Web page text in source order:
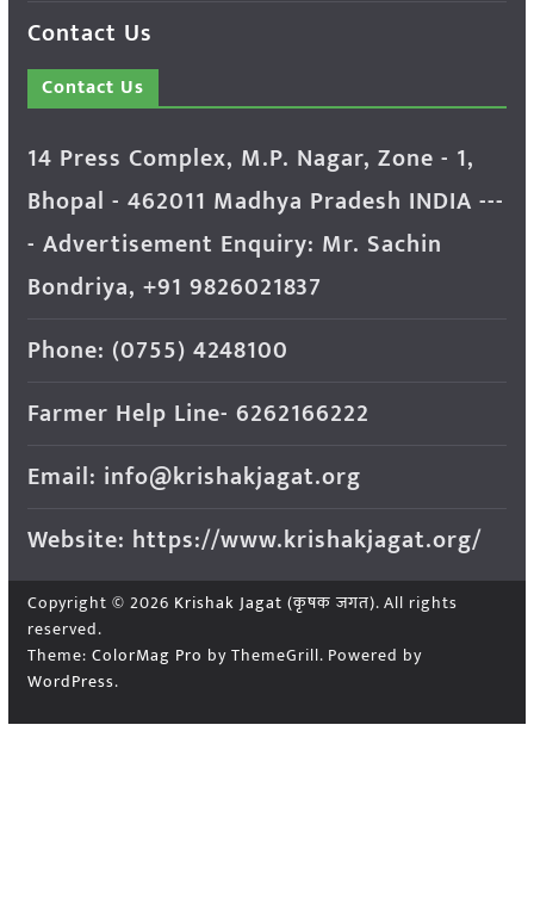
Contact Us
Contact Us
14 Press Complex, M.P. Nagar, Zone - 1,
Bhopal - 462011 Madhya Pradesh INDIA ---
- Advertisement Enquiry: Mr. Sachin
Bondriya, +91 9826021837
Phone: (0755) 4248100
Farmer Help Line- 6262166222
Email: info@krishakjagat.org
Website: https://www.krishakjagat.org/
Copyright © 2026 Krishak Jagat (कृषक जगत). All rights
reserved.
Theme: ColorMag Pro by ThemeGrill. Powered by
WordPress.